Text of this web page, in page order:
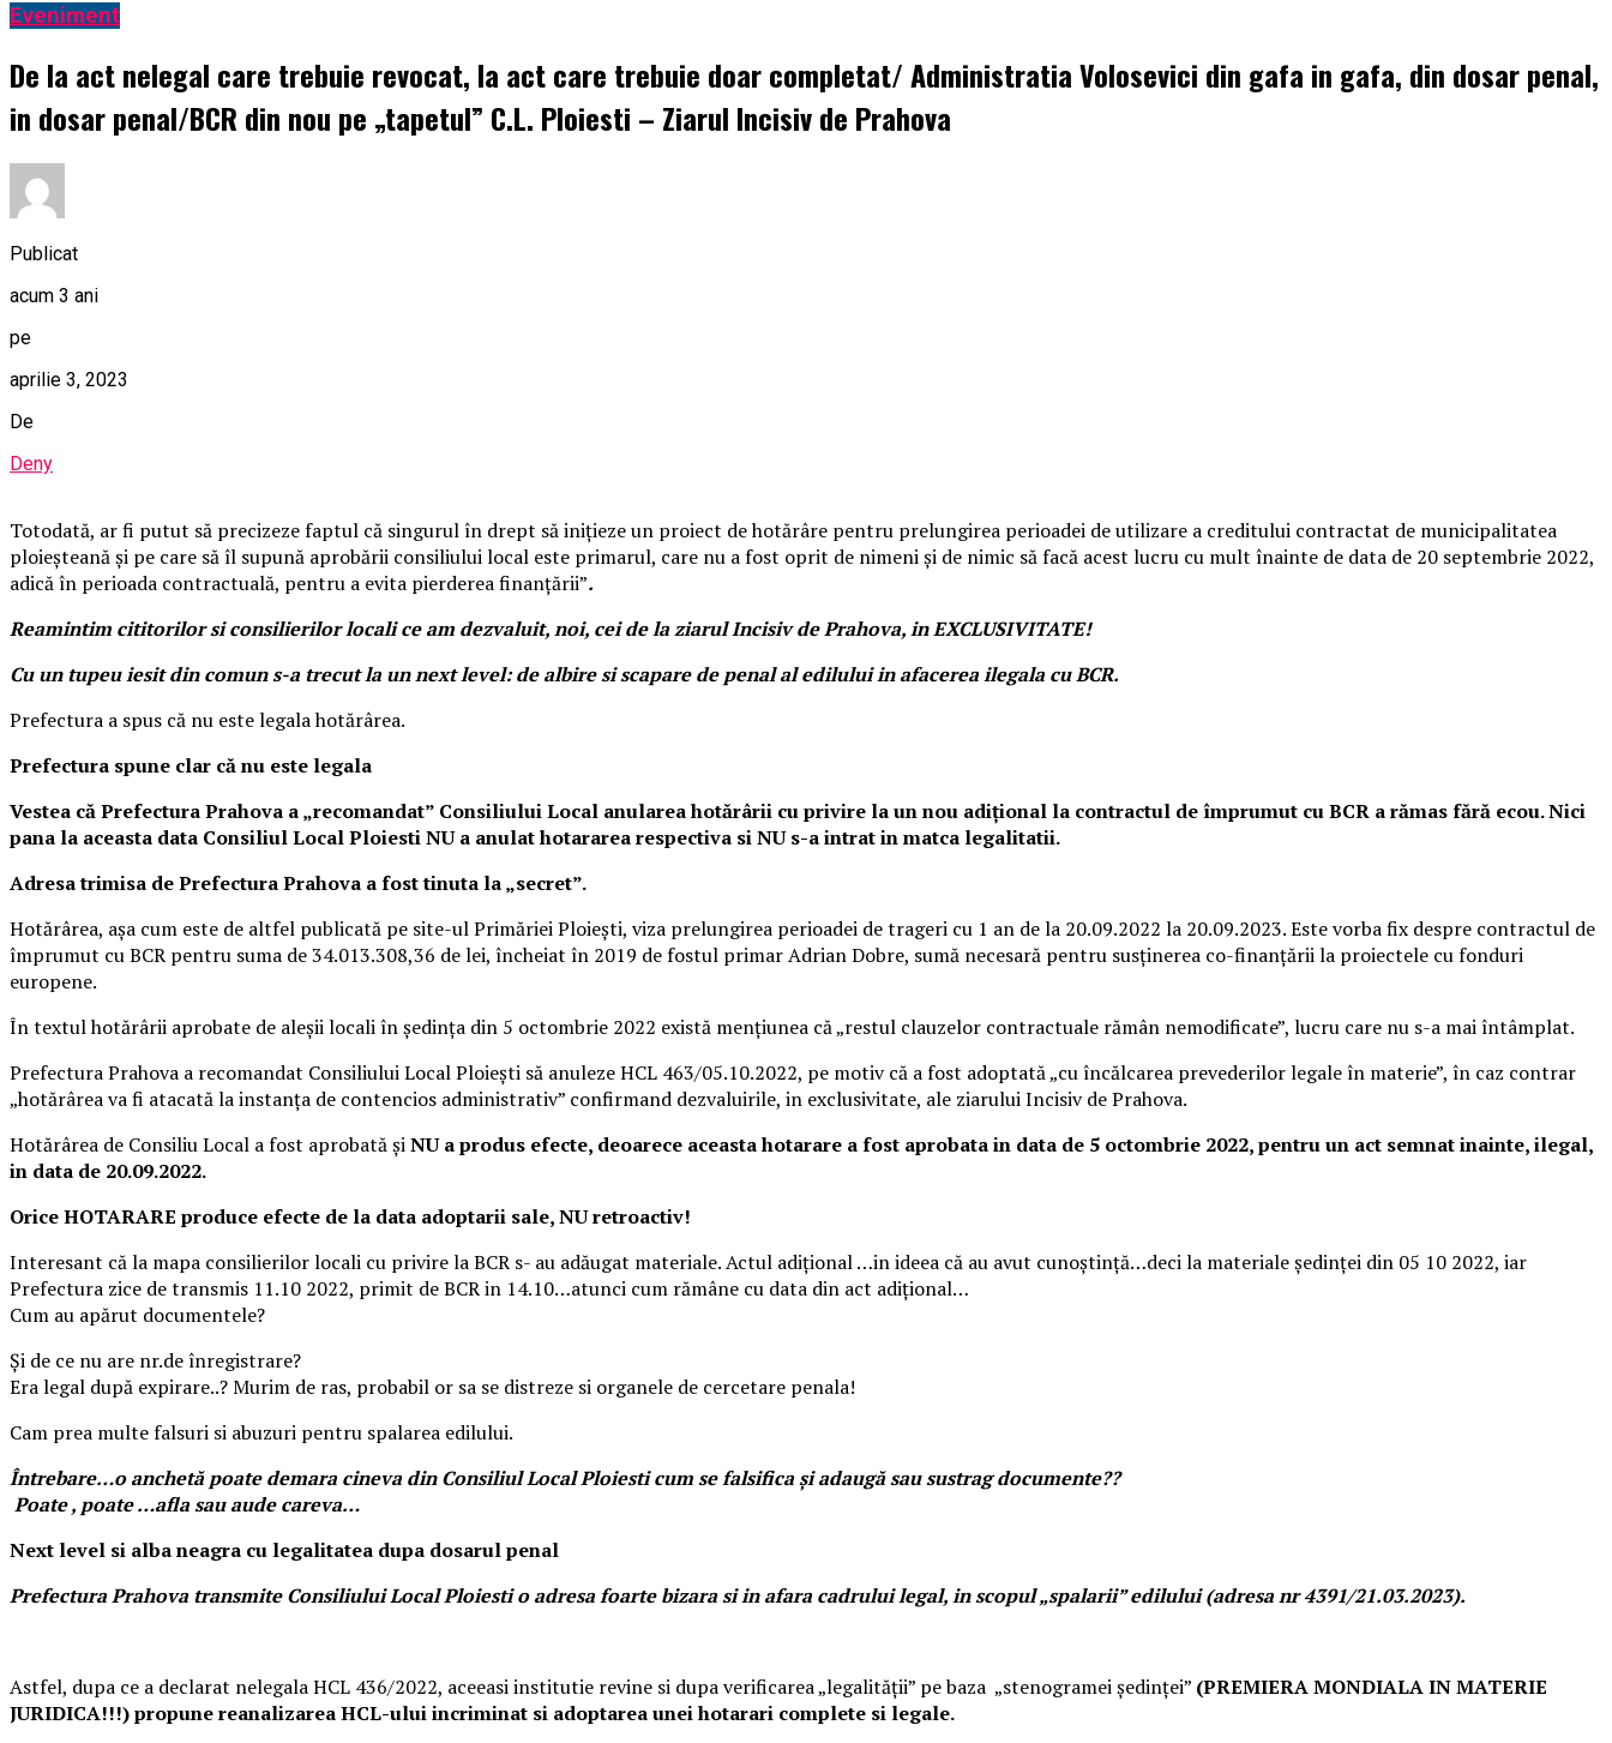
Eveniment
De la act nelegal care trebuie revocat, la act care trebuie doar completat/ Administratia Volosevici din gafa in gafa, din dosar penal,
in dosar penal/BCR din nou pe „tapetul” C.L. Ploiesti – Ziarul Incisiv de Prahova
Publicat
acum 3 ani
pe
aprilie 3, 2023
De
Deny
Totodată, ar fi putut să precizeze faptul că singurul în drept să inițieze un proiect de hotărâre pentru prelungirea perioadei de utilizare a creditului contractat de municipalitatea
ploieșteană și pe care să îl supună aprobării consiliului local este primarul, care nu a fost oprit de nimeni și de nimic să facă acest lucru cu mult înainte de data de 20 septembrie 2022,
adică în perioada contractuală, pentru a evita pierderea finanțării”.
Reamintim cititorilor si consilierilor locali ce am dezvaluit, noi, cei de la ziarul Incisiv de Prahova, in EXCLUSIVITATE!
Cu un tupeu iesit din comun s-a trecut la un next level: de albire si scapare de penal al edilului in afacerea ilegala cu BCR.
Prefectura a spus că nu este legala hotărârea.
Prefectura spune clar că nu este legala
Vestea că Prefectura Prahova a „recomandat” Consiliului Local anularea hotărârii cu privire la un nou adițional la contractul de împrumut cu BCR a rămas fără ecou. Nici
pana la aceasta data Consiliul Local Ploiesti NU a anulat hotararea respectiva si NU s-a intrat in matca legalitatii.
Adresa trimisa de Prefectura Prahova a fost tinuta la „secret”.
Hotărârea, așa cum este de altfel publicată pe site-ul Primăriei Ploiești, viza prelungirea perioadei de trageri cu 1 an de la 20.09.2022 la 20.09.2023. Este vorba fix despre contractul de
împrumut cu BCR pentru suma de 34.013.308,36 de lei, încheiat în 2019 de fostul primar Adrian Dobre, sumă necesară pentru susținerea co-finanțării la proiectele cu fonduri
europene.
În textul hotărârii aprobate de aleșii locali în ședința din 5 octombrie 2022 există mențiunea că „restul clauzelor contractuale rămân nemodificate”, lucru care nu s-a mai întâmplat.
Prefectura Prahova a recomandat Consiliului Local Ploiești să anuleze HCL 463/05.10.2022, pe motiv că a fost adoptată „cu încălcarea prevederilor legale în materie”, în caz contrar
„hotărârea va fi atacată la instanța de contencios administrativ” confirmand dezvaluirile, in exclusivitate, ale ziarului Incisiv de Prahova.
Hotărârea de Consiliu Local a fost aprobată șiNU a produs efecte, deoarece aceasta hotarare a fost aprobata in data de 5 octombrie 2022, pentru un act semnat inainte, ilegal,
in data de 20.09.2022.
Orice HOTARARE produce efecte de la data adoptarii sale, NU retroactiv!
Interesant că la mapa consilierilor locali cu privire la BCR s- au adăugat materiale. Actul adițional …in ideea că au avut cunoștință…deci la materiale ședinței din 05 10 2022, iar
Prefectura zice de transmis 11.10 2022, primit de BCR in 14.10…atunci cum rămâne cu data din act adițional…
Cum au apărut documentele?
Și de ce nu are nr.de înregistrare?
Era legal după expirare..? Murim de ras, probabil or sa se distreze si organele de cercetare penala!
Cam prea multe falsuri si abuzuri pentru spalarea edilului.
Întrebare…o anchetă poate demara cineva din Consiliul Local Ploiesti cum se falsifica și adaugă sau sustrag documente??
Poate , poate …afla sau aude careva…
Next level si alba neagra cu legalitatea dupa dosarul penal
Prefectura Prahova transmite Consiliului Local Ploiesti o adresa foarte bizara si in afara cadrului legal, in scopul „spalarii” edilului (adresa nr 4391/21.03.2023).
Astfel, dupa ce a declarat nelegala HCL 436/2022, aceeasi institutie revine si dupa verificarea „legalității” pe baza „stenogramei ședinței” (PREMIERA MONDIALA IN MATERIE
JURIDICA!!!) propune reanalizarea HCL-ului incriminat si adoptarea unei hotarari complete si legale.